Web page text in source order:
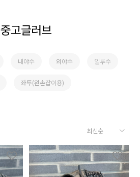
중고글러브
내야수 외야수 일루수
좌투(왼손잡이용)